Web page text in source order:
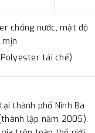
chống nước, mật độ
tái chế)
thành phố Ninh Ba
lập năm 2005).